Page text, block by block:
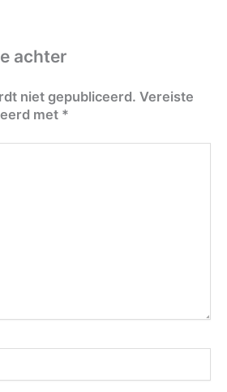
achter
niet gepubliceerd. Vereiste
met *